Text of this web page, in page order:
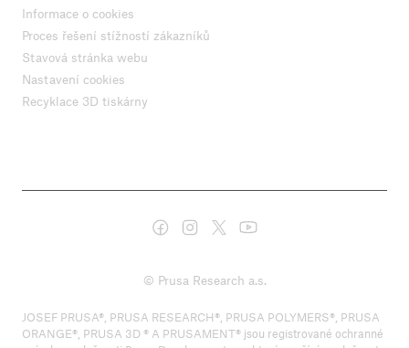
Informace o cookies
Proces řešení stížností zákazníků
Stavová stránka webu
Nastavení cookies
Recyklace 3D tiskárny
© Prusa Research a.s.
JOSEF PRUSA®, PRUSA RESEARCH®, PRUSA POLYMERS®, PRUSA
ORANGE®, PRUSA 3D ® A PRUSAMENT® jsou registrované ochranné